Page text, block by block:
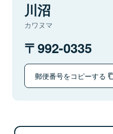
川沼
カワヌマ
992-0335
郵便番号をコピーする